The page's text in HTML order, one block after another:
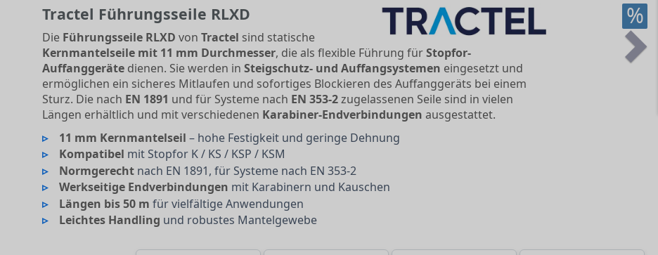
%
Tractel Führungsseile RLXD
Die Führungsseile RLXD von Tractel sind statische
Kernmantelseile mit 11 mm Durchmesser, die als flexible Führung fürStopfor-
Auffanggerätedienen. Sie werden in Steigschutz- und Auffangsystemen eingesetzt und
ermöglichen ein sicheres Mitlaufen und sofortiges Blockieren des Auffanggeräts bei einem
Sturz. Die nach EN 1891 und für Systeme nach EN 353-2zugelassenen Seile sind in vielen
Längen erhältlich und mit verschiedenen Karabiner-Endverbindungen ausgestattet.
11 mm Kernmantelseil – hohe Festigkeit und geringe Dehnung
Kompatibel mit Stopfor K / KS / KSP / KSM
Normgerecht nach EN 1891, für Systeme nach EN 353-2
Werkseitige Endverbindungen mit Karabinern und Kauschen
Längen bis 50 m für vielfältige Anwendungen
Leichtes Handling und robustes Mantelgewebe